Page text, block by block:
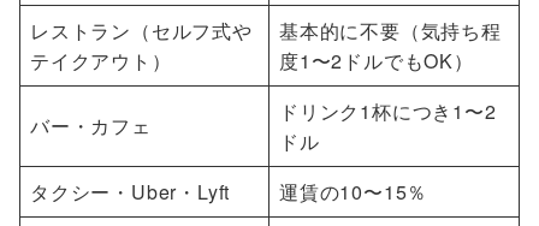
レストラン（セルフ式や
テイクアウト）
基本的に不要（気持ち程
度1〜2ドルでもOK）
バー・カフェ
ドリンク1杯につき1〜2
ドル
タクシー・Uber・Lyft
運賃の10〜15％